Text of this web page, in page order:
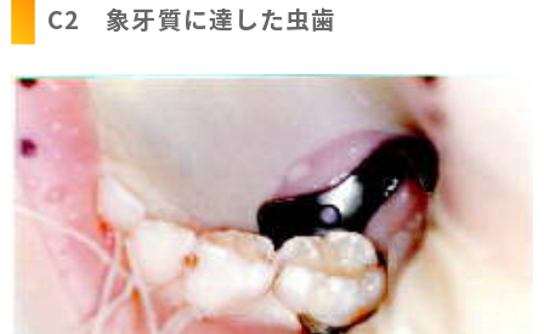
C2 象牙質に達した虫歯